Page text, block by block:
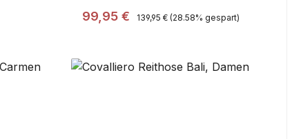
Verkaufspreis:
99,95 € Regulärer Preis:
139,95 € (28.58% gespart)